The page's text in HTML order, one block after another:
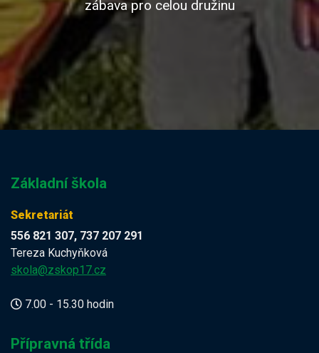
zábava pro celou družinu
Základní škola
Sekretariát
556 821 307, 737 207 291
Tereza Kuchyňková
skola@zskop17.cz
7.00 - 15.30 hodin
Přípravná třída